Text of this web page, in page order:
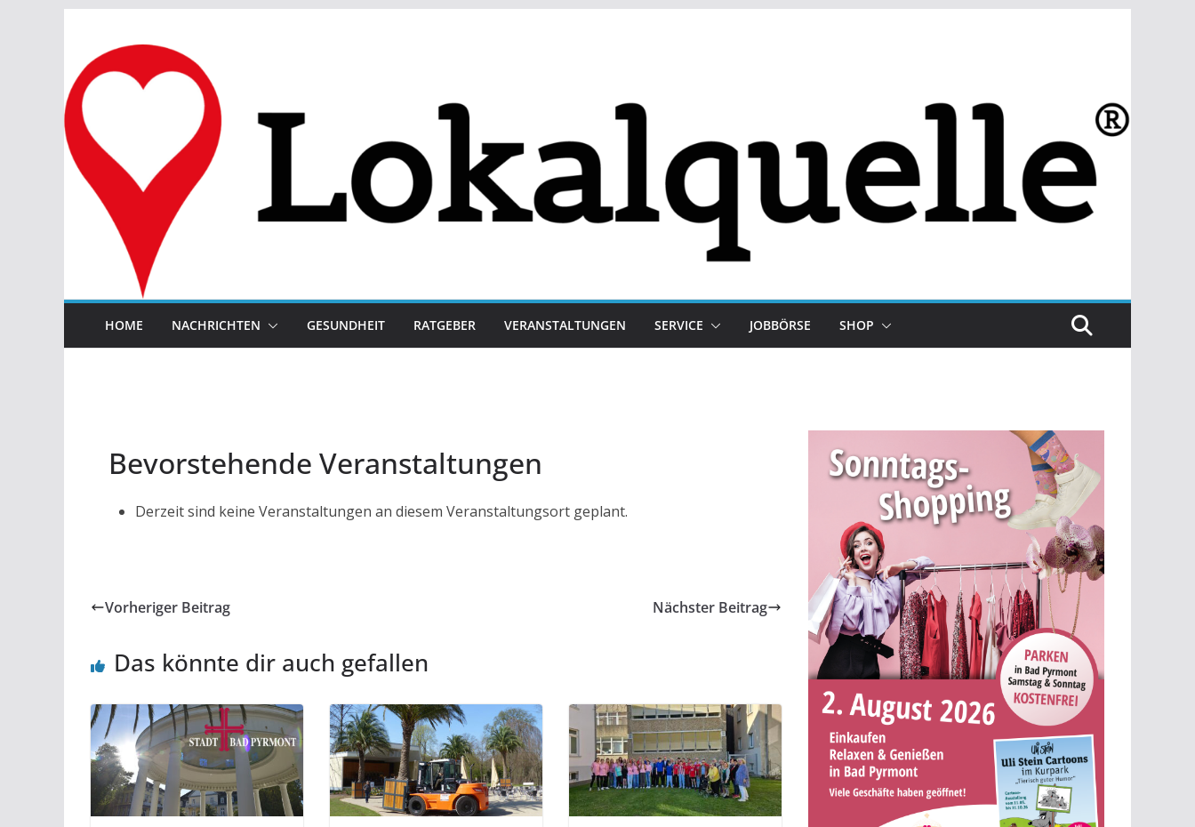
springen
HOME NACHRICHTEN GESUNDHEIT RATGEBER VERANSTALTUNGEN SERVICE JOBBÖRSE SHOP
Bevorstehende Veranstaltungen
Derzeit sind keine Veranstaltungen an diesem Veranstaltungsort geplant.
Vorheriger Beitrag Nächster Beitrag
Das könnte dir auch gefallen